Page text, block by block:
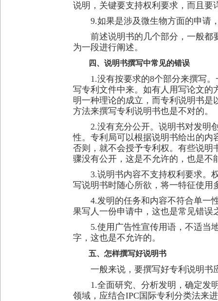
说明，关键要支持权利要求，而且要
9.如果是涉及微生物方面的申请，
前述说明书的几个部分，一般都要
为一段进行阐述。
四、说明书撰写中常见的错误
1.没有按要求的8个部分来撰写。
写专利文件中来。如有人用写论文
明一种理论的成立，而专利说明书
方法来撰写专利说明书也是不对的。
2.没有充分公开。说明书对发明创
性。专利局可以根据说明书给出的
否则，就不会授予专利权。有些说
骤没有公开，这是不允许的，也是不
3.说明书内容不支持权利要求。权
写说明书时随心所欲，将一特征使
4.发明的任务和内容不符合单一性
果写人一份申请中，这也是常见错误
5.使用广告性宣传用语，不适当地
字，这也是不允许的。
五、怎样撰写好说明书
一般来说，要撰写好专利说明书
1.全面研究、分析发明，确定发明
领域，应结合IPC国际专利分类法来